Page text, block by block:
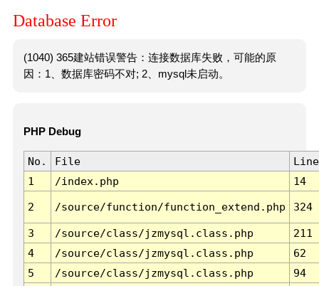
Database Error
(1040) 365建站错误警告：连接数据库失败，可能的原
因：1、数据库密码不对; 2、mysql未启动。
PHP Debug
No. File
Line
1
/index.php 14
2 /source/function/function_extend.php 324
3 /source/class/jzmysql.class.php
211
4
/source/class/jzmysql.class.php
62
5
/source/class/jzmysql.class.php
94